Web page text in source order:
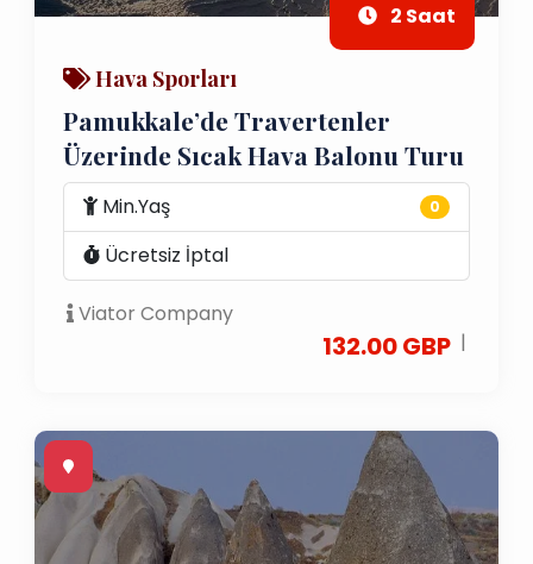
2 Saat
Hava Sporları
Pamukkale’de Travertenler
Üzerinde Sıcak Hava Balonu Turu
Min.Yaş 0
Ücretsiz İptal
Viator Company
132.00 GBP |